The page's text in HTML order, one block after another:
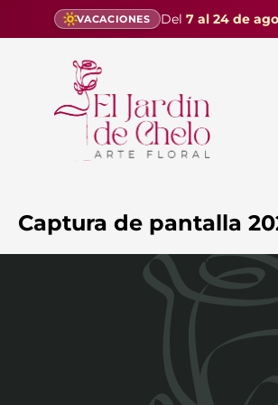
VACACIONES Del 7 al 24 de
Captura de pantalla